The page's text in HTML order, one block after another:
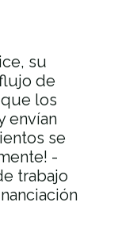
su
de
los
envían
se
-
trabajo